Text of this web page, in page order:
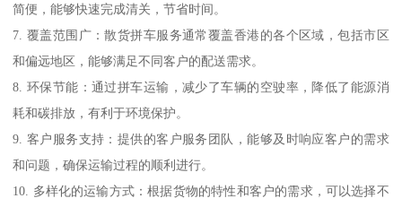
简便，能够快速完成清关，节省时间。
7. 覆盖范围广：散货拼车服务通常覆盖香港的各个区域，包括市区
和偏远地区，能够满足不同客户的配送需求。
8. 环保节能：通过拼车运输，减少了车辆的空驶率，降低了能源消
耗和碳排放，有利于环境保护。
9. 客户服务支持：提供的客户服务团队，能够及时响应客户的需求
和问题，确保运输过程的顺利进行。
10. 多样化的运输方式：根据货物的特性和客户的需求，可以选择不